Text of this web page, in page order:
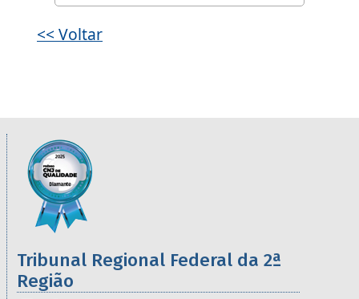
<< Voltar
Informações úteis sobre os órgãos da 2ª
Imagem
Tribunal Regional Federal da 2ª
Região